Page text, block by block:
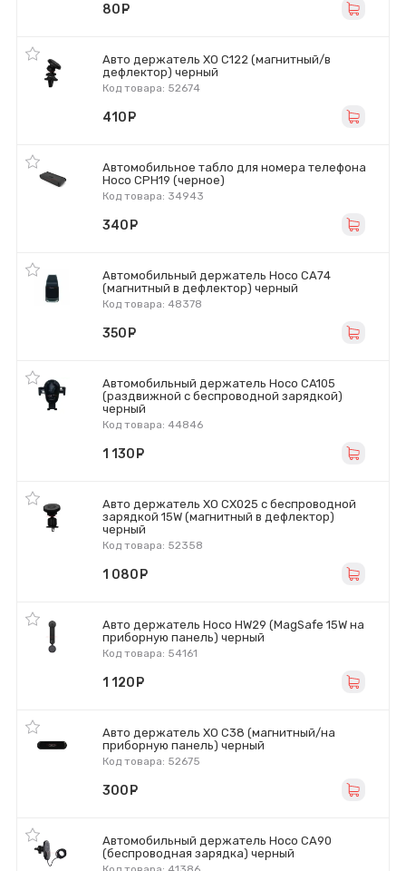
80
Авто держатель XO C122 (магнитный/в
дефлектор) черный
Код товара: 52674
410
Автомобильное табло для номера телефона
Hoco CPH19 (черное)
Код товара: 34943
340
Автомобильный держатель Hoco CA74
(магнитный в дефлектор) черный
Код товара: 48378
350
Автомобильный держатель Hoco CA105
(раздвижной с беспроводной зарядкой)
черный
Код товара: 44846
1 130
Авто держатель XO CX025 с беспроводной
зарядкой 15W (магнитный в дефлектор)
черный
Код товара: 52358
1 080
Авто держатель Hoco HW29 (MagSafe 15W на
приборную панель) черный
Код товара: 54161
1 120
Авто держатель XO C38 (магнитный/на
приборную панель) черный
Код товара: 52675
300
Автомобильный держатель Hoco CA90
(беспроводная зарядка) черный